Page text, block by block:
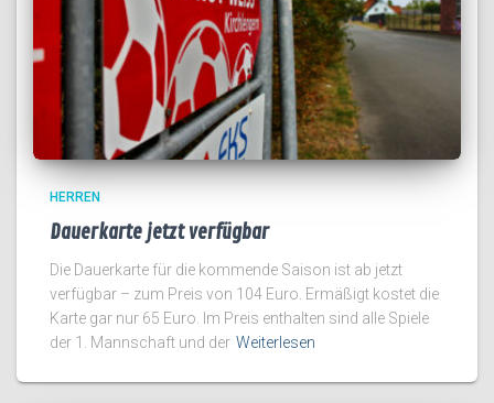
HERREN
Dauerkarte jetzt verfügbar
Die Dauerkarte für die kommende Saison ist ab jetzt
verfügbar – zum Preis von 104 Euro. Ermäßigt kostet die
Karte gar nur 65 Euro. Im Preis enthalten sind alle Spiele
der 1. Mannschaft und der Weiterlesen